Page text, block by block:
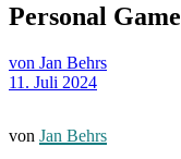
Personal
von Jan Behrs
11. Juli 2024
von Jan Behrs